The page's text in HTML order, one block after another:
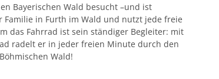
Bayerischen Wald besucht –und ist
in Furth im Wald und nutzt jede freie
das Fahrrad ist sein ständiger Begleiter: mit
radelt er in jeder freien Minute durch den
Wald!